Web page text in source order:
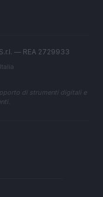
— REA 2729933
di strumenti digitali e